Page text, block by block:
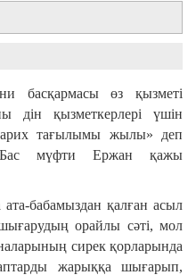
басқармасы өз қызметі
дін қызметкерлері үшін
тағылымы жылы» деп
мүфти Ержан қажы
бабамыздан қалған асыл
орайлы сәті, мол
сирек қорларында
жарыққа шыға­рып,